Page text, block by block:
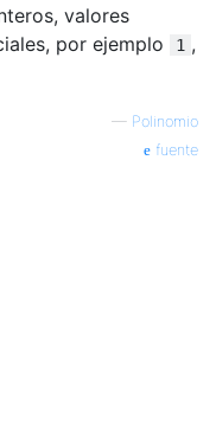
valores
por ejemplo
1 ,
— Polinomio
fuente